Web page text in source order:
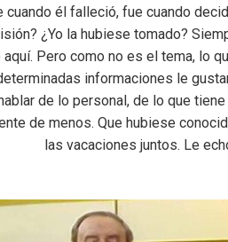
él falleció, fue cuando
¿Yo la hubiese tomado?
Pero como no es el tema, lo
informaciones le
de lo personal, de lo que
de menos. Que hubiese
las vacaciones juntos. Le